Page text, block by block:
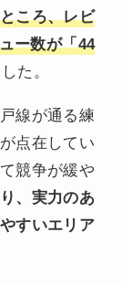
ころ、レビ
ー数が「44
た。
線が通る練
点在してい
競争が緩や
、実力のあ
すいエリア